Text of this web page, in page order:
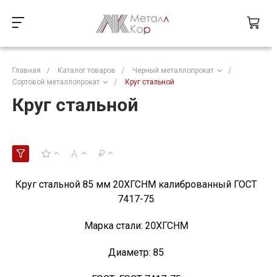
Главная / Каталог товаров / Черный металлопрокат
/
Сортовой металлопрокат
/ Круг стальной
Круг стальной
Круг стальной 85 мм 20ХГСНМ калиброванный ГОСТ
7417-75
Марка стали: 20ХГСНМ
Диаметр: 85